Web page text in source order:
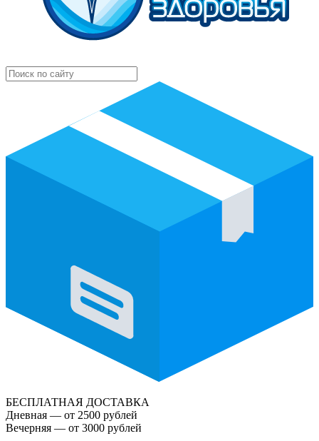
БЕСПЛАТНАЯ ДОСТАВКА
Дневная — от 2500 рублей
Вечерняя — от 3000 рублей